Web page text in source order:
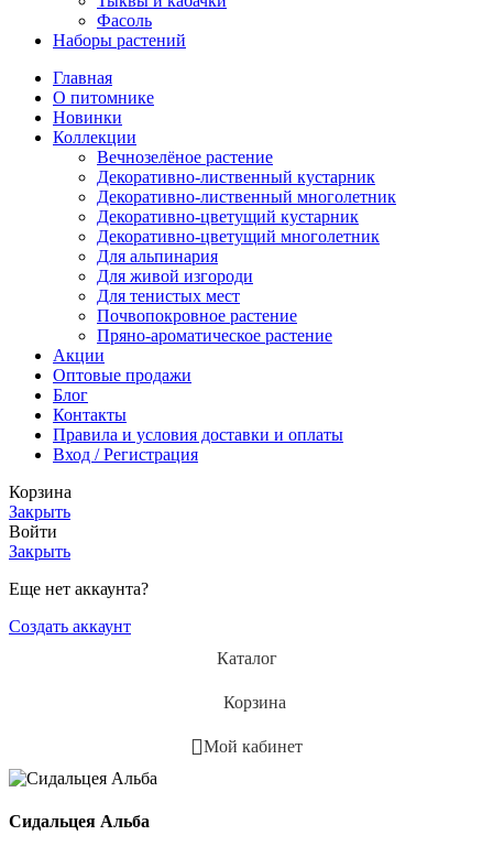
Фасоль
Наборы растений
Главная
О питомнике
Новинки
Коллекции
Вечнозелёное растение
Декоративно-лиственный кустарник
Декоративно-лиственный многолетник
Декоративно-цветущий кустарник
Декоративно-цветущий многолетник
Для альпинария
Для живой изгороди
Для тенистых мест
Почвопокровное растение
Пряно-ароматическое растение
Акции
Оптовые продажи
Блог
Контакты
Правила и условия доставки и оплаты
Вход / Регистрация
Корзина
Закрыть
Войти
Закрыть
Еще нет аккаунта?
Создать аккаунт
Каталог
Корзина
Мой кабинет
Сидальцея Альба